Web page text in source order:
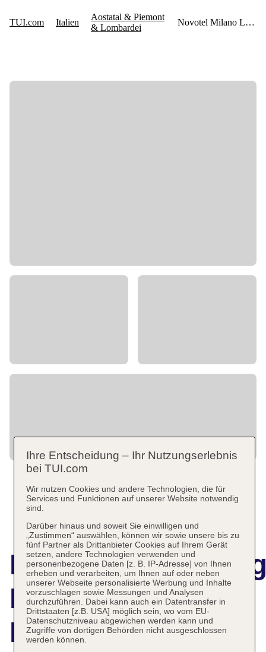
Novotel Milano
Linate Aeroporto
Ihre Entscheidung – Ihr Nutzungserlebnis
bei TUI.com
Wir nutzen Cookies und andere Technologien, die für
Services und Funktionen auf unserer Website notwendig
sind.
Darüber hinaus und soweit Sie einwilligen und
„Zustimmen“ auswählen, können wir sowie unsere bis zu
fünf Partner als Drittanbieter Cookies auf Ihrem Gerät
setzen, andere Technologien verwenden und
personenbezogene Daten [z. B. IP-Adresse] von Ihnen
erheben und verarbeiten, um Ihnen auf oder neben
unserer Webseite personalisierte Werbung und Inhalte
vorzuschlagen sowie Messungen und Analysen
durchzuführen. Dabei kann auch ein Datentransfer in
Drittstaaten [z.B. USA] möglich sein, wo vom EU-
Datenschutzniveau abgewichen werden kann und
Zugriffe von dortigen Behörden nicht ausgeschlossen
werden können.